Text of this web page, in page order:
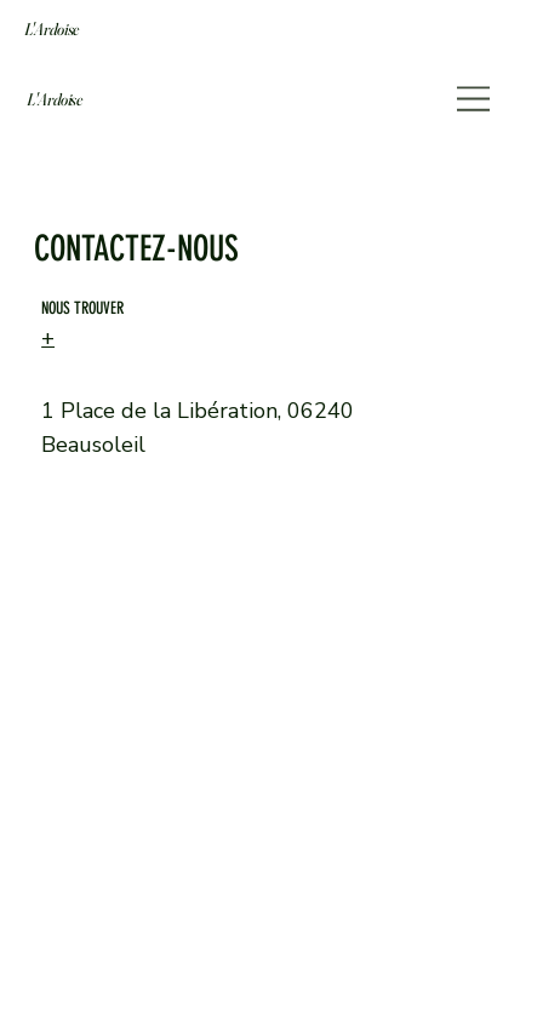
L'Ardoise
L'Ardoise
CONTACTEZ-NOUS
NOUS TROUVER
+
1 Place de la Libération, 06240
Beausoleil